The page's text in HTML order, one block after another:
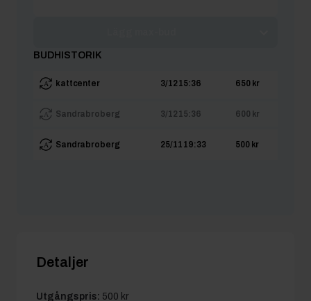
BUDHISTORIK
kattcenter 3/12 15:36 650 kr
Sandrabroberg 3/12 15:36 600 kr
Sandrabroberg 25/11 19:33 500 kr
Detaljer
Utgångspris: 500 kr